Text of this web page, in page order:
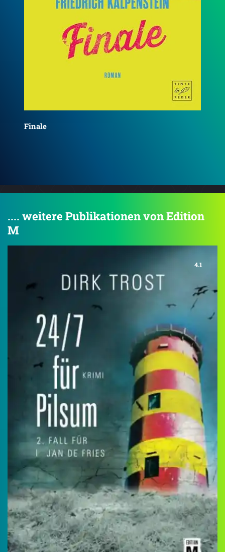
Gipfelträumer
.... weitere Publikationen von Edition
M
4.1